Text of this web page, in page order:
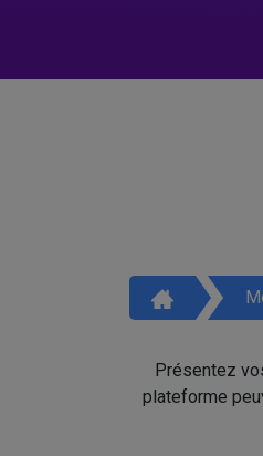
Présentez
plateforme